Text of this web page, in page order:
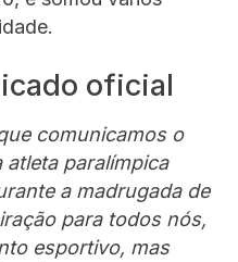
oficial
comunicamos o
paralímpica
a madrugada de
para todos nós,
esportivo, mas